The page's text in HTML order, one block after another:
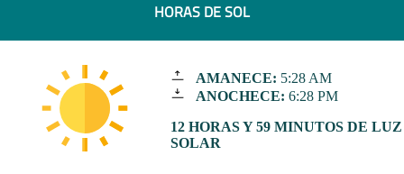
HORAS DE SOL
AMANECE: 5:28 AM
ANOCHECE: 6:28 PM
12 HORAS Y 59 MINUTOS DE LUZ
SOLAR